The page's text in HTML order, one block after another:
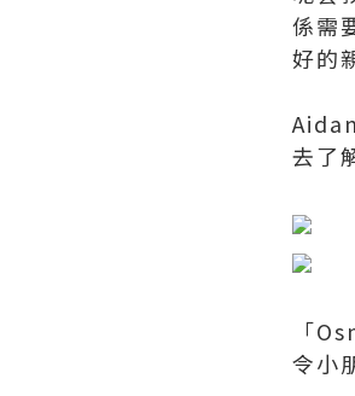
係需
好的
去了
「
令小